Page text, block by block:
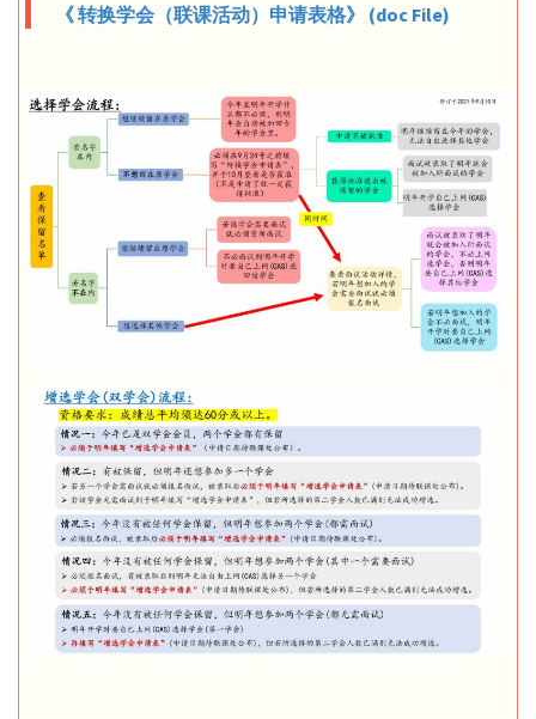
《 转换学会（联课活动）申请表格》 (doc File)